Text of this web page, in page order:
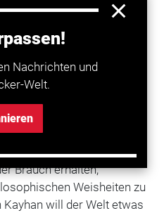
Nachrichten und
Welt.
Merdan Kayhan dann mit
könnte, gibt es
rund um den LKW ist
Truckstyling
die sich zum Glück nicht
mit Bullfängern und
Brauch erhalten,
Weisheiten zu
will der Welt etwas